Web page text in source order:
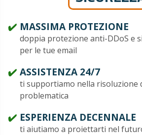
MASSIMA PROTEZIONE
doppia protezione anti-DDoS e
per le tue email
ASSISTENZA 24/7
ti supportiamo nella risoluzione
problematica
ESPERIENZA DECENNALE
ti aiutiamo a proiettarti nel